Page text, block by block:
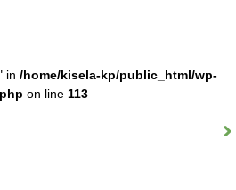
in /home/kisela-kp/public_html/wp-
on line 113